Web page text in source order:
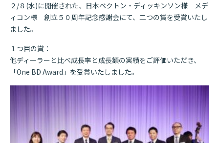
２/８(水)に開催された、日本ベクトン・ディッキンソン様 メデ
ィコン様 創立５０周年記念感謝会にて、二つの賞を受賞いたし
ました。
１つ目の賞：
他ディーラーと比べ成長率と成長額の実績をご評価いただき、
「One BD Award」を受賞いたしました。